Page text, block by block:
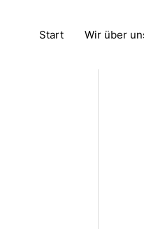
Start Wir über